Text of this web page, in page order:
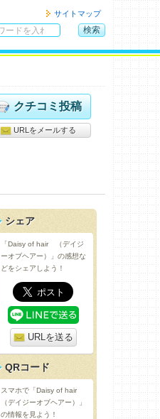
サイトマップ
検索
クチコミ投稿
URLをメールする
シェア
「Daisy of hair （デイジ
ーオブヘアー）」の感想な
どをシェアしよう！
URLを送る
QRコード
スマホで「Daisy of hair
（デイジーオブヘアー）」
の情報を見よう！